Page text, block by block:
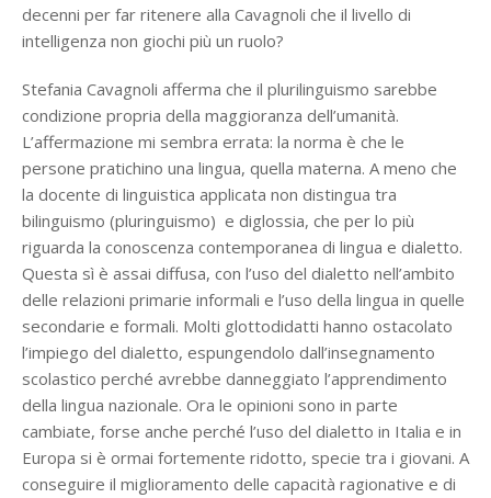
decenni per far ritenere alla Cavagnoli che il livello di
intelligenza non giochi più un ruolo?
Stefania Cavagnoli afferma che il plurilinguismo sarebbe
condizione propria della maggioranza dell’umanità.
L’affermazione mi sembra errata: la norma è che le
persone pratichino una lingua, quella materna. A meno che
la docente di linguistica applicata non distingua tra
bilinguismo (pluringuismo) e diglossia, che per lo più
riguarda la conoscenza contemporanea di lingua e dialetto.
Questa sì è assai diffusa, con l’uso del dialetto nell’ambito
delle relazioni primarie informali e l’uso della lingua in quelle
secondarie e formali. Molti glottodidatti hanno ostacolato
l’impiego del dialetto, espungendolo dall’insegnamento
scolastico perché avrebbe danneggiato l’apprendimento
della lingua nazionale. Ora le opinioni sono in parte
cambiate, forse anche perché l’uso del dialetto in Italia e in
Europa si è ormai fortemente ridotto, specie tra i giovani. A
conseguire il miglioramento delle capacità ragionative e di